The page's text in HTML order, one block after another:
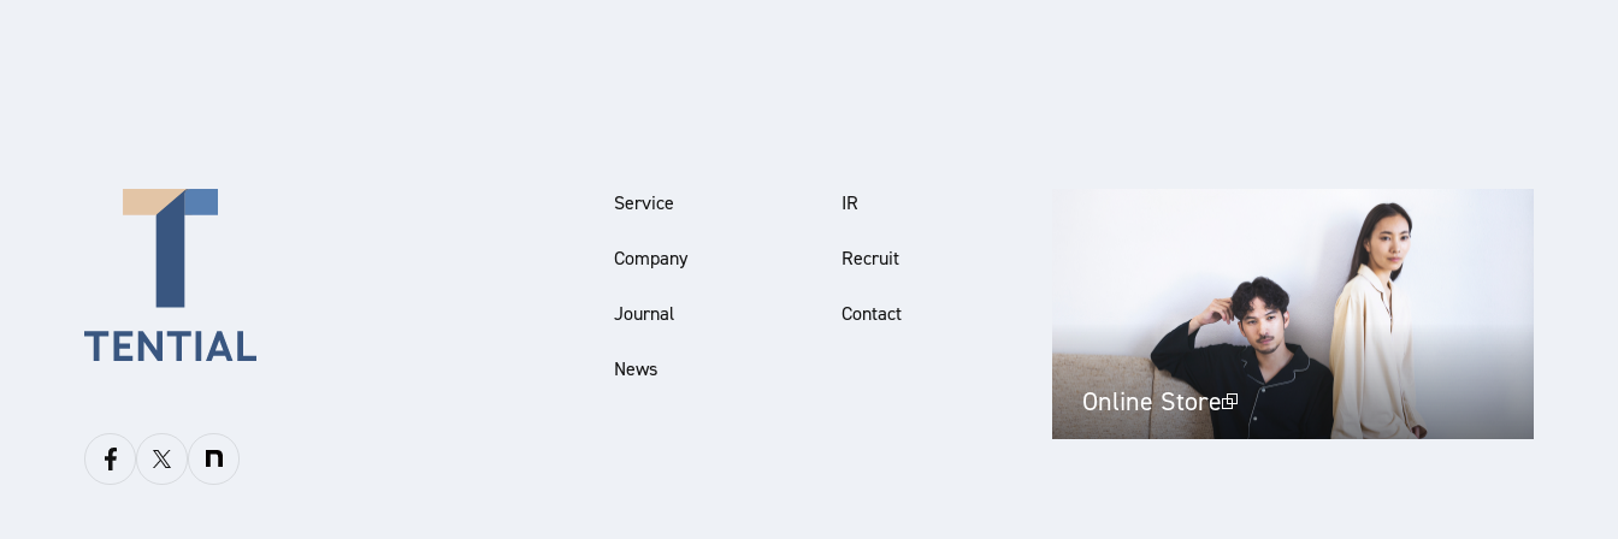
Service
Company
Journal
News
IR
Recruit
Contact
Online Store